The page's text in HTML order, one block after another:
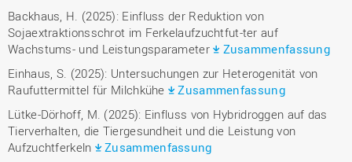
Backhaus, H. (2025): Einfluss der Reduktion von
Sojaextraktionsschrot im Ferkelaufzuchtfut-ter auf
Wachstums- und Leistungsparameter
Zusammenfassung
Einhaus, S. (2025): Untersuchungen zur Heterogenität von
Raufuttermittel für Milchkühe
Zusammenfassung
Lütke-Dörhoff, M. (2025): Einfluss von Hybridroggen auf das
Tierverhalten, die Tiergesundheit und die Leistung von
Aufzuchtferkeln
Zusammenfassung